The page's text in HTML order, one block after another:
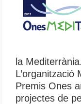
la Mediterrània.
Premis Ones
projectes de